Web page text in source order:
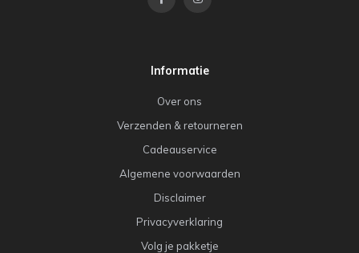
Informatie
Over ons
Verzenden & retourneren
Cadeauservice
Algemene voorwaarden
Disclaimer
Privacyverklaring
Volg je pakketje